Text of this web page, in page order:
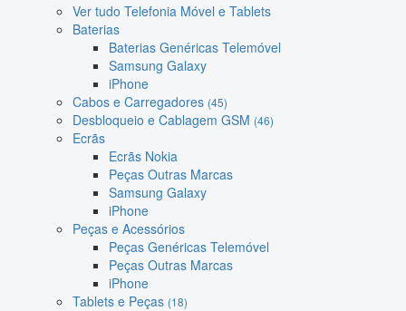
Ver tudo Telefonia Móvel e Tablets
Baterias
Baterias Genéricas Telemóvel
Samsung Galaxy
iPhone
Cabos e Carregadores (45)
Desbloqueio e Cablagem GSM (46)
Ecrãs
Ecrãs Nokia
Peças Outras Marcas
Samsung Galaxy
iPhone
Peças e Acessórios
Peças Genéricas Telemóvel
Peças Outras Marcas
iPhone
Tablets e Peças (18)